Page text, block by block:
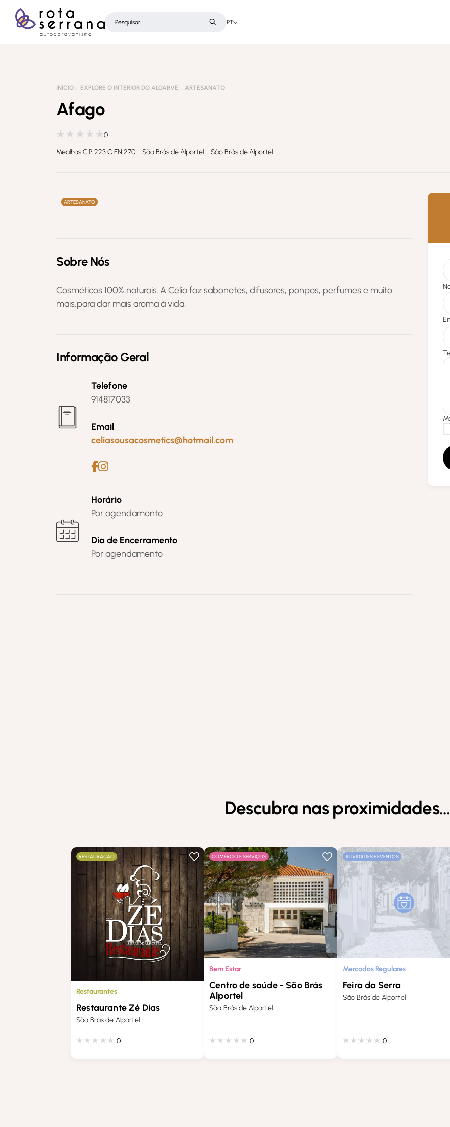
PT
INÍCIO EXPLORE O INTERIOR DO ALGARVE ARTESANATO
Afago
0
Mealhas C.P. 223 C EN 270 . São Brás de Alportel . São Brás de Alportel
ARTESANATO
Sobre Nós
Cosméticos 100% naturais. A Célia faz sabonetes, difusores, ponpos, perfumes e muito
mais,para dar mais aroma à vida.
Informação Geral
Telefone
914817033
Email
celiasousacosmetics@hotmail.com
Horário
Por agendamento
Dia de Encerramento
Por agendamento
Descubra nas proximidades…
RESTAURAÇÃO
Restaurantes
Restaurante Zé Dias
São Brás de Alportel
0
COMÉRCIO E SERVIÇOS
Bem Estar
Centro de saúde - São Brás
Alportel
São Brás de Alportel
0
ATIVIDADES E EVENTOS
Mercados Regulares
Feira da Serra
São Brás de Alportel
0